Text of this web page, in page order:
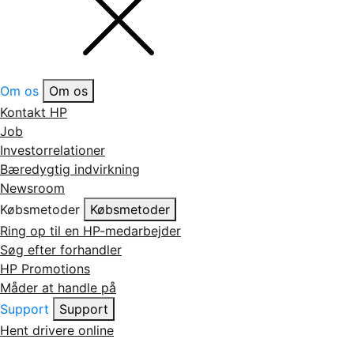
Om os
Om os
Kontakt HP
Job
Investorrelationer
Bæredygtig indvirkning
Newsroom
Købsmetoder
Købsmetoder
Ring op til en HP-medarbejder
Søg efter forhandler
HP Promotions
Måder at handle på
Support
Support
Hent drivere online